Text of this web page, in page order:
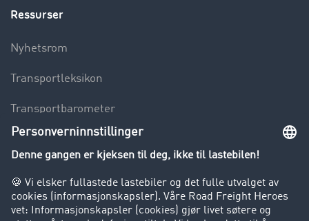
Ressurser
Nyhetsrom
Transportleksikon
Transportbarometer
Innsyn i fraktbørsen
Bedriften
Kunder verver kunder